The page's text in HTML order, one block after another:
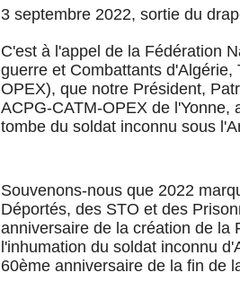
3 septembre 2022, sortie du
C'est à l'appel de la Fédération
guerre et Combattants
OPEX), que notre Président,
ACPG-CATM-OPEX de
tombe du soldat inconnu sous
Souvenons-nous que 2022
Déportés, des STO et des
anniversaire de la création de la
l'inhumation du soldat inconnu
60ème anniversaire de la fin de